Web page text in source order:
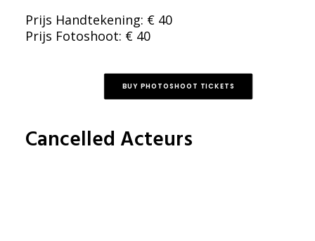
Prijs Handtekening: € 40
Prijs Fotoshoot: € 40
BUY PHOTOSHOOT TICKETS
Cancelled Acteurs